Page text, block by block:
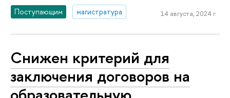
Поступающим магистратура 14 августа, 2024 г.
Снижен критерий для
заключения договоров на